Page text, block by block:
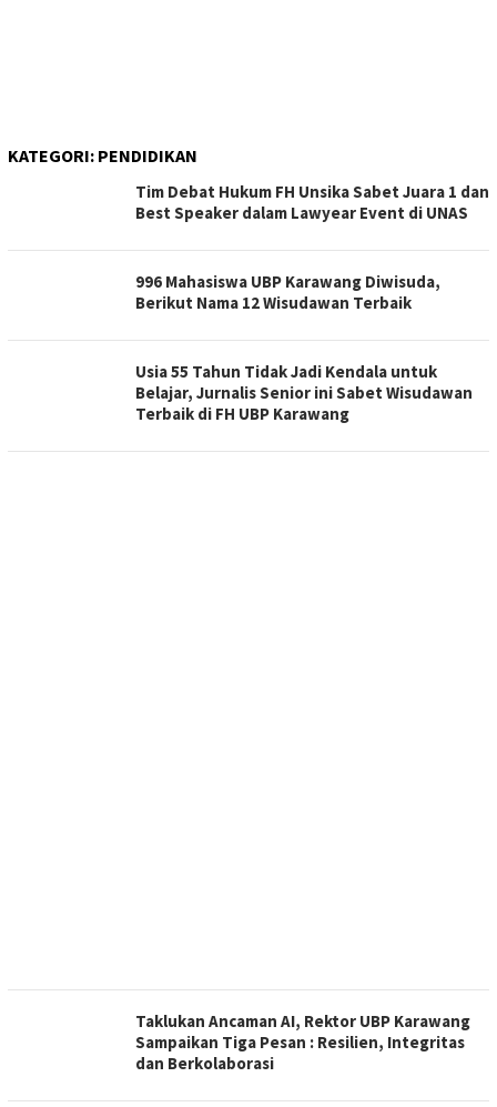
KATEGORI: PENDIDIKAN
Tim Debat Hukum FH Unsika Sabet Juara 1 dan
Best Speaker dalam Lawyear Event di UNAS
996 Mahasiswa UBP Karawang Diwisuda,
Berikut Nama 12 Wisudawan Terbaik
Usia 55 Tahun Tidak Jadi Kendala untuk
Belajar, Jurnalis Senior ini Sabet Wisudawan
Terbaik di FH UBP Karawang
Taklukan Ancaman AI, Rektor UBP Karawang
Sampaikan Tiga Pesan : Resilien, Integritas
dan Berkolaborasi